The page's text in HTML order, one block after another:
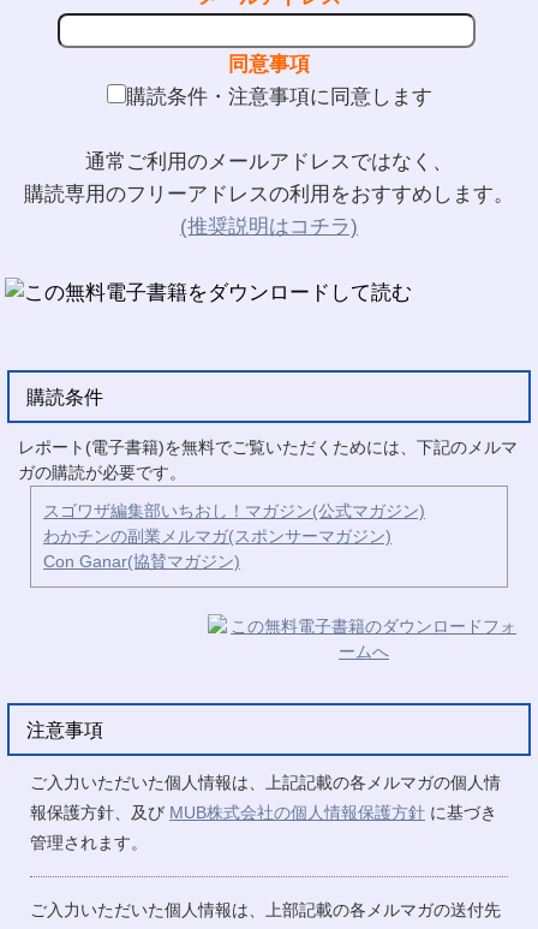
同意事項
購読条件・注意事項に同意します
通常ご利用のメールアドレスではなく、
購読専用のフリーアドレスの利用をおすすめします。
(推奨説明はコチラ)
購読条件
レポート(電子書籍)を無料でご覧いただくためには、下記のメルマ
ガの購読が必要です。
スゴワザ編集部いちおし！マガジン(公式マガジン)
わかチンの副業メルマガ(スポンサーマガジン)
Con Ganar(協賛マガジン)
注意事項
ご入力いただいた個人情報は、上記記載の各メルマガの個人情
報保護方針、及び MUB株式会社の個人情報保護方針 に基づき
管理されます。
ご入力いただいた個人情報は、上部記載の各メルマガの送付先